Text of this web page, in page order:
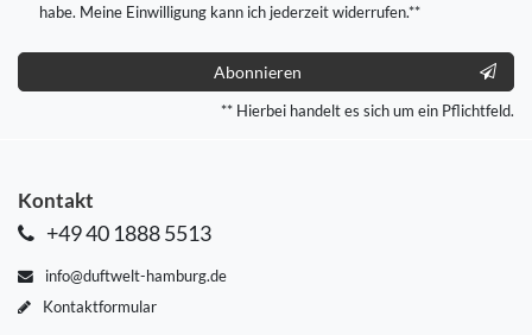
habe. Meine Einwilligung kann ich jederzeit widerrufen.**
Abonnieren
** Hierbei handelt es sich um ein Pflichtfeld.
Kontakt
+49 40 1888 5513
info@duftwelt-hamburg.de
Kontaktformular